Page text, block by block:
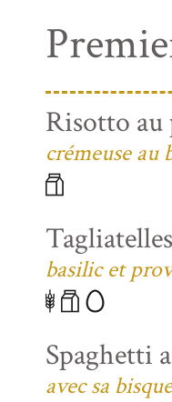
Risotto au
crémeuse
basilic et
Spaghetti
avec sa